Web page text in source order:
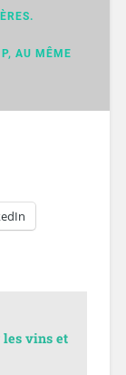
AU MÊME
les vins et